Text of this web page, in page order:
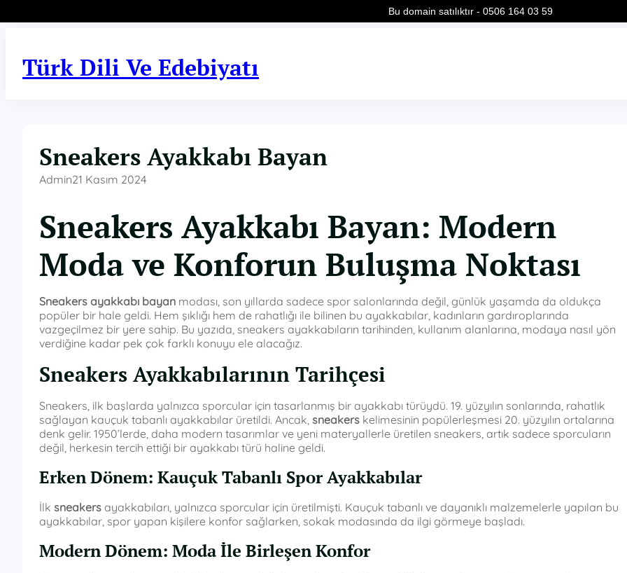
Türk Dili Ve Edebiyatı
Sneakers Ayakkabı Bayan
Admin21 Kasım 2024
Sneakers Ayakkabı Bayan: Modern
Moda ve Konforun Buluşma Noktası
Sneakers ayakkabı bayan modası, son yıllarda sadece spor salonlarında değil, günlük yaşamda da oldukça
popüler bir hale geldi. Hem şıklığı hem de rahatlığı ile bilinen bu ayakkabılar, kadınların gardıroplarında
vazgeçilmez bir yere sahip. Bu yazıda, sneakers ayakkabıların tarihinden, kullanım alanlarına, modaya nasıl yön
verdiğine kadar pek çok farklı konuyu ele alacağız.
Sneakers Ayakkabılarının Tarihçesi
Sneakers, ilk başlarda yalnızca sporcular için tasarlanmış bir ayakkabı türüydü. 19. yüzyılın sonlarında, rahatlık
sağlayan kauçuk tabanlı ayakkabılar üretildi. Ancak, sneakers kelimesinin popülerleşmesi 20. yüzyılın ortalarına
denk gelir. 1950’lerde, daha modern tasarımlar ve yeni materyallerle üretilen sneakers, artık sadece sporcuların
değil, herkesin tercih ettiği bir ayakkabı türü haline geldi.
Erken Dönem: Kauçuk Tabanlı Spor Ayakkabılar
İlk sneakers ayakkabıları, yalnızca sporcular için üretilmişti. Kauçuk tabanlı ve dayanıklı malzemelerle yapılan bu
ayakkabılar, spor yapan kişilere konfor sağlarken, sokak modasında da ilgi görmeye başladı.
Modern Dönem: Moda İle Birleşen Konfor
Bu domain satılıktır - 0506 164 03 59